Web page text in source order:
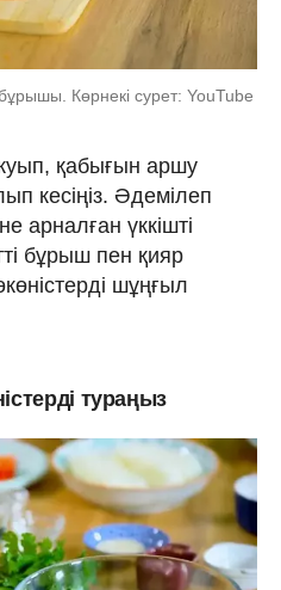
Көрнекі сурет: YouTube
қабығын аршу
кесіңіз. Әдемілеп
арналған үккішті
бұрыш пен қияр
шұңғыл
тураңыз